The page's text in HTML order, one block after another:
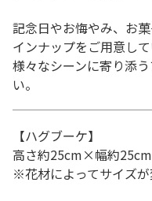
記念日やお悔やみ、お
インナップをご用意して
様々なシーンに寄り添
い。
【ハグブーケ】
高さ約25cm×幅約25cm
※花材によってサイズが